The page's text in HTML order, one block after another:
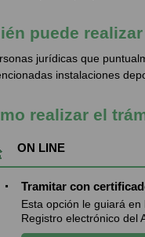
puede
jurídicas que
instalaciones
realizar el
ON LINE
Tramitar con
Esta opción le guiará
Registro electrónico del